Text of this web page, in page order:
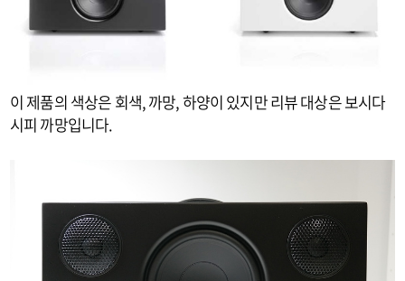
이 제품의 색상은 회색, 까망, 하양이 있지만 리뷰 대상은 보시다
시피 까망입니다.